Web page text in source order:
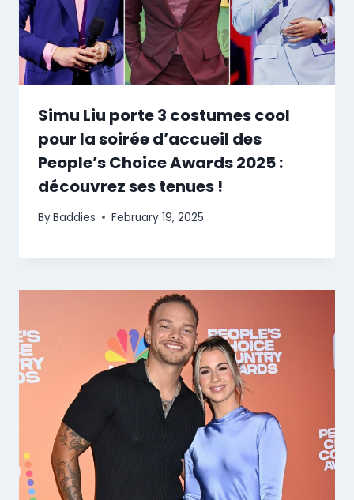
Simu Liu porte 3 costumes cool
pour la soirée d’accueil des
People’s Choice Awards 2025 :
découvrez ses tenues !
ByBaddies February 19, 2025